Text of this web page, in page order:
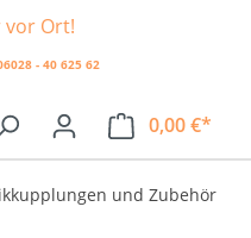
vor Ort!
- 40 625 62
0,00 €*
und Zubehör